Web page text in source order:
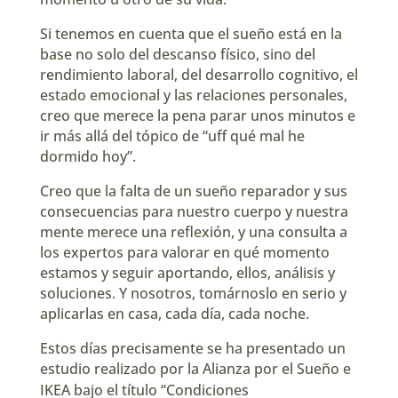
Si tenemos en cuenta que el sueño está en la
base no solo del descanso físico, sino del
rendimiento laboral, del desarrollo cognitivo, el
estado emocional y las relaciones personales,
creo que merece la pena parar unos minutos e
ir más allá del tópico de “uff qué mal he
dormido hoy”.
Creo que la falta de un sueño reparador y sus
consecuencias para nuestro cuerpo y nuestra
mente merece una reflexión, y una consulta a
los expertos para valorar en qué momento
estamos y seguir aportando, ellos, análisis y
soluciones. Y nosotros, tomárnoslo en serio y
aplicarlas en casa, cada día, cada noche.
Estos días precisamente se ha presentado un
estudio realizado por la Alianza por el Sueño e
IKEA bajo el título “⁠Condiciones